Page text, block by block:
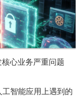
心业务严重问题
智能应用上遇到的